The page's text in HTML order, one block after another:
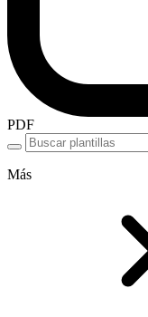
PDF
Más